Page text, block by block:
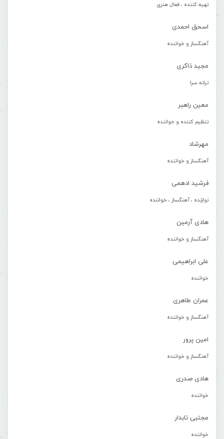
تهیه کننده ، فعال هنری
اسحق احمدی
آهنگساز و خواننده
مجید ذاکری
ترانه سرا
معین راهبر
تنظیم کننده و خواننده
مهرشاد
آهنگساز و خواننده
فرشید ادهمی
نوازنده ، آهنگساز ، خواننده
هادی آرمین
آهنگساز و خواننده
علی ابراهیمی
خواننده
عمران طاهری
آهنگساز و خواننده
امین پرور
آهنگساز و خواننده
هادی صدری
خواننده
مجتبی تابدار
خواننده